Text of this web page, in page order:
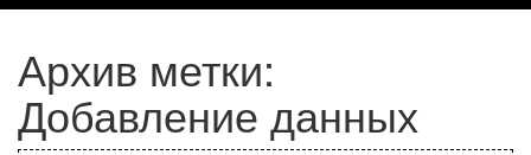
Архив метки:
Добавление данных